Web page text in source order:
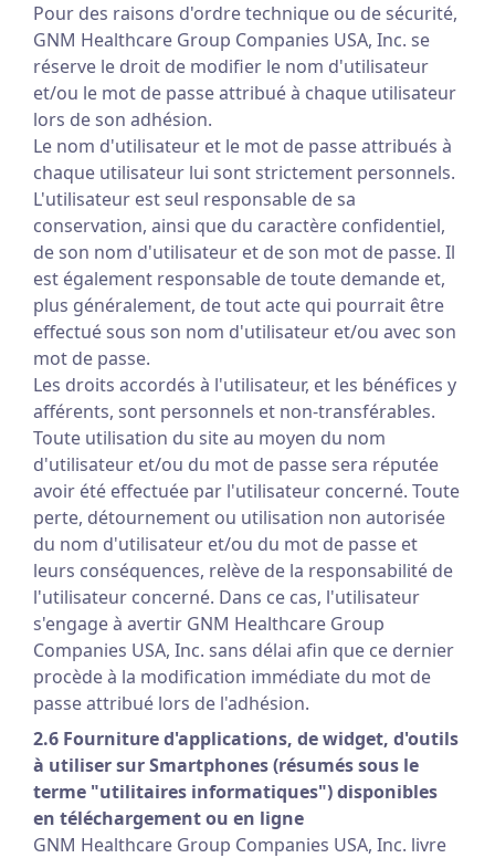
Pour des raisons d'ordre technique ou de sécurité,
GNM Healthcare Group Companies USA, Inc. se
réserve le droit de modifier le nom d'utilisateur
et/ou le mot de passe attribué à chaque utilisateur
lors de son adhésion.
Le nom d'utilisateur et le mot de passe attribués à
chaque utilisateur lui sont strictement personnels.
L'utilisateur est seul responsable de sa
conservation, ainsi que du caractère confidentiel,
de son nom d'utilisateur et de son mot de passe. Il
est également responsable de toute demande et,
plus généralement, de tout acte qui pourrait être
effectué sous son nom d'utilisateur et/ou avec son
mot de passe.
Les droits accordés à l'utilisateur, et les bénéfices y
afférents, sont personnels et non-transférables.
Toute utilisation du site au moyen du nom
d'utilisateur et/ou du mot de passe sera réputée
avoir été effectuée par l'utilisateur concerné. Toute
perte, détournement ou utilisation non autorisée
du nom d'utilisateur et/ou du mot de passe et
leurs conséquences, relève de la responsabilité de
l'utilisateur concerné. Dans ce cas, l'utilisateur
s'engage à avertir GNM Healthcare Group
Companies USA, Inc. sans délai afin que ce dernier
procède à la modification immédiate du mot de
passe attribué lors de l'adhésion.
2.6 Fourniture d'applications, de widget, d'outils
à utiliser sur Smartphones (résumés sous le
terme "utilitaires informatiques") disponibles
en téléchargement ou en ligne
GNM Healthcare Group Companies USA, Inc. livre